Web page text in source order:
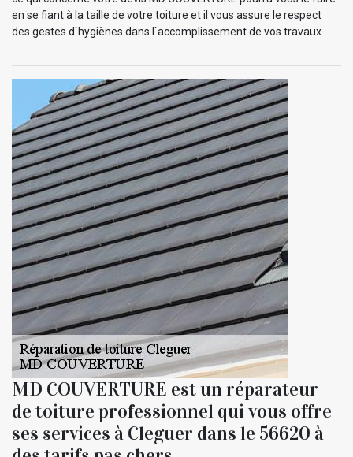
en se fiant à la taille de votre toiture et il vous assure le respect
des gestes d`hygiènes dans l`accomplissement de vos travaux.
MD COUVERTURE est un réparateur
de toiture professionnel qui vous offre
ses services à Cleguer dans le 56620 à